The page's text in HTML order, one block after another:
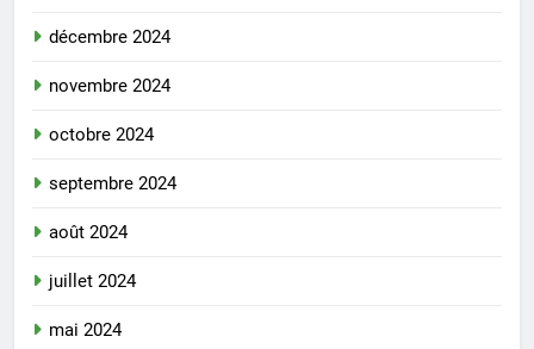
décembre 2024
novembre 2024
octobre 2024
septembre 2024
août 2024
juillet 2024
mai 2024